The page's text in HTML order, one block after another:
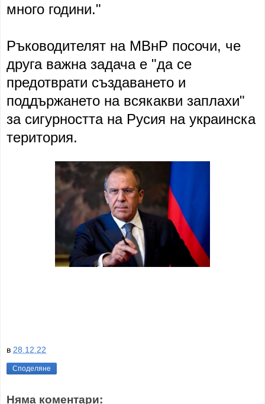
много години."
Ръководителят на МВнР посочи, че
друга важна задача е "да се
предотврати създаването и
поддържането на всякакви заплахи"
за сигурността на Русия на украинска
територия.
в 28.12.22
Споделяне
Няма коментари: